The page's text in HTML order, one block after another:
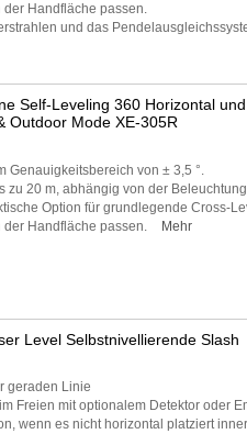
Handfläche passen.
und das
Self-Leveling 360 Horizontal und
Outdoor Mode XE-305R
Genauigkeitsbereich von ± 3,5 °.
zu 20 m, abhängig von der
Option für grundlegende Cross-
Handfläche passen.
Mehr
Level Selbstnivellierende Slash
geraden Linie
Freien mit optionalem Detektor oder
wenn es nicht horizontal platziert